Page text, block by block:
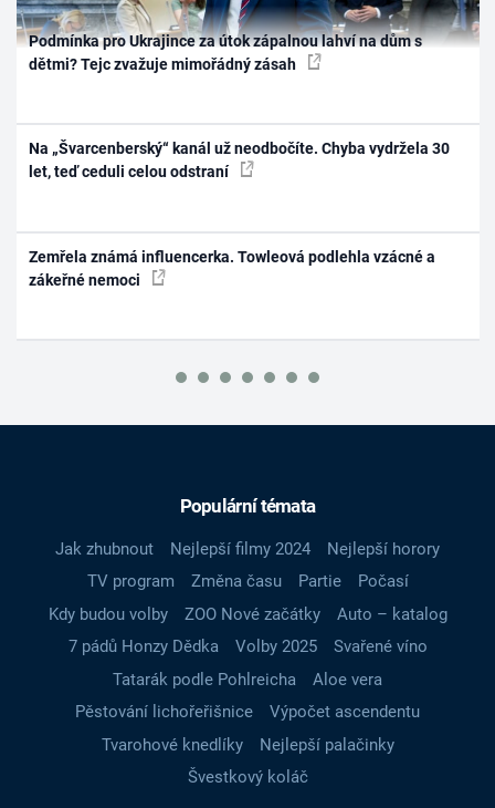
Podmínka pro Ukrajince za útok zápalnou lahví na dům s
dětmi? Tejc zvažuje mimořádný zásah
Na „Švarcenberský“ kanál už neodbočíte. Chyba vydržela 30
let, teď ceduli celou odstraní
Zemřela známá influencerka. Towleová podlehla vzácné a
zákeřné nemoci
Populární témata
Jak zhubnout Nejlepší filmy 2024
Nejlepší horory
TV program
Změna času Partie
Počasí
Kdy budou volby
ZOO Nové začátky
Auto – katalog
7 pádů Honzy Dědka
Volby 2025
Svařené víno
Tatarák podle Pohlreicha
Aloe vera
Pěstování lichořeřišnice
Výpočet ascendentu
Tvarohové knedlíky
Nejlepší palačinky
Švestkový koláč